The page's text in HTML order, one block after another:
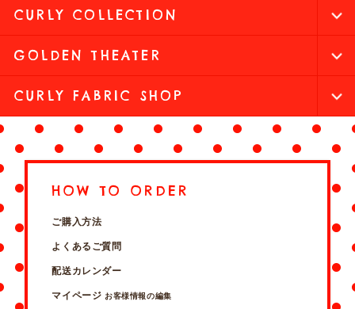
CURLY COLLECTION
GOLDEN THEATER
CURLY FABRIC SHOP
HOW TO ORDER
ご購入方法
よくあるご質問
配送カレンダー
マイページ お客様情報の編集